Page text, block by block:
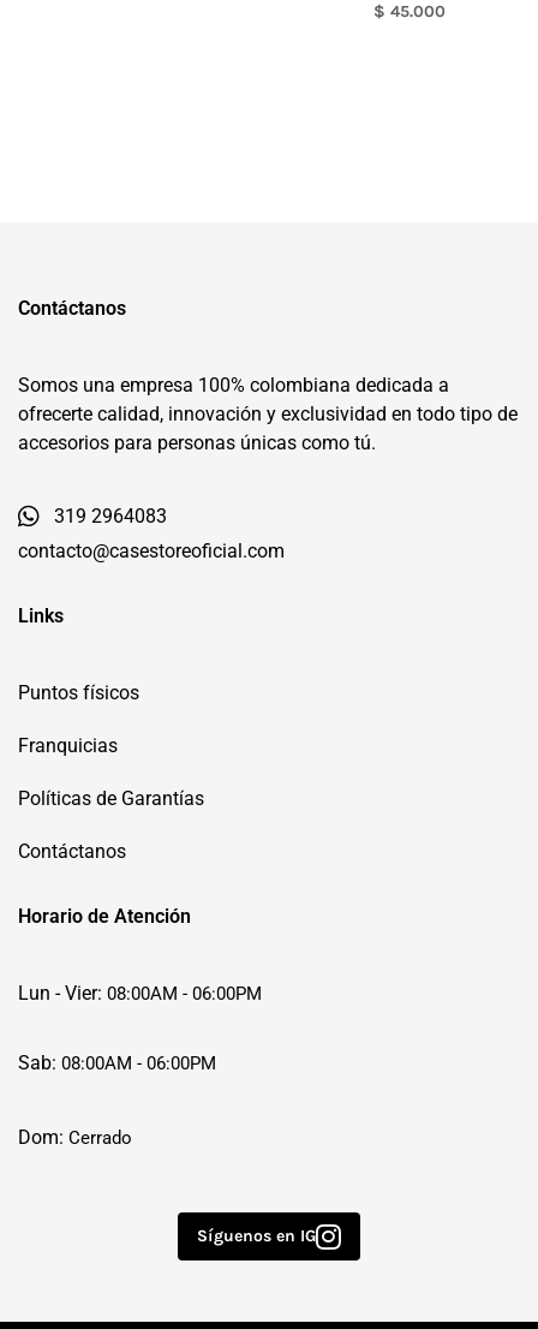
$ 45.000
Contáctanos
Somos una empresa 100% colombiana dedicada a
ofrecerte calidad, innovación y exclusividad en todo tipo de
accesorios para personas únicas como tú.
319 2964083
contacto@casestoreoficial.com
Links
Puntos físicos
Franquicias
Políticas de Garantías
Contáctanos
Horario de Atención
Lun - Vier: 08:00AM - 06:00PM
Sab: 08:00AM - 06:00PM
Dom: Cerrado
Síguenos en IG